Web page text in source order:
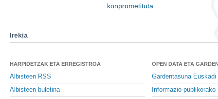
konprometituta
Irekia
HARPIDETZAK ETA ERREGISTROA
Albisteen RSS
Albisteen buletina
OPEN DATA ETA
Gardentasuna Euskadi
Informazio publikorako